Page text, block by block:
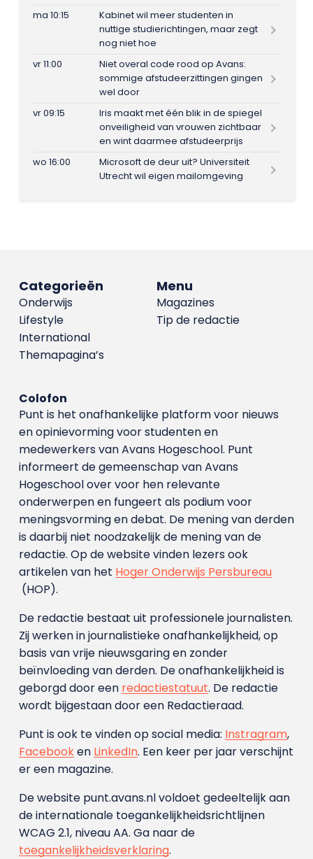
ma 10:15
Kabinet wil meer studenten in
nuttige studierichtingen, maar zegt
nog niet hoe
vr 11:00
Niet overal code rood op Avans:
sommige afstudeerzittingen gingen
wel door
vr 09:15
Iris maakt met één blik in de spiegel
onveiligheid van vrouwen zichtbaar
en wint daarmee afstudeerprijs
wo 16:00
Microsoft de deur uit? Universiteit
Utrecht wil eigen mailomgeving
Menu
Magazines
Tip de redactie
Categorieën
Onderwijs
Lifestyle
International
Themapagina’s
Colofon
Punt is het onafhankelijke platform voor nieuws
en opinievorming voor studenten en
medewerkers van Avans Hoge­school. Punt
informeert de gemeenschap van Avans
Hogeschool over voor hen relevante
onderwerpen en fungeert als podium voor
meningsvorming en debat. De mening van derden
is daarbij niet noodzakelijk de mening van de
redactie. Op de website vinden lezers ook
artikelen van het Hoger Onderwijs Persbureau
(HOP).
De redactie bestaat uit professionele journalisten.
Zij werken in journalistieke onafhankelijkheid, op
basis van vrije nieuwsgaring en zonder
beïnvloeding van derden. De onafhankelijkheid is
geborgd door een redactiestatuut. De redactie
wordt bijgestaan door een Redactieraad.
Punt is ook te vinden op social media: Instragram,
Facebooken LinkedIn. Een keer per jaar verschijnt
er een magazine.
De website punt.avans.nl voldoet gedeeltelijk aan
de internationale toegankelijkheidsrichtlijnen
WCAG 2.1, niveau AA. Ga naar de
toegankelijkheidsverklaring.